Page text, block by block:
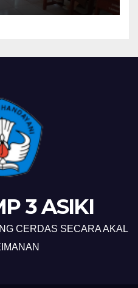
3 ASIKI
CERDAS SECARA AKAL